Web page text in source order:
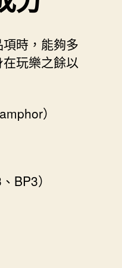
時，能夠多
玩樂之餘以
）
BP3）